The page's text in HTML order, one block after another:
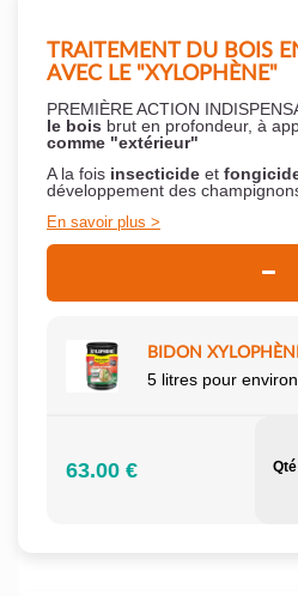
TRAITEMENT DU BOIS
AVEC LE "XYLOPHÈNE"
PREMIÈRE ACTION
le bois brut en profondeur, à
comme "extérieur"
A la fois insecticide et
développement des
En savoir plus
BIDON
5 litres pour
63.00 € Qté